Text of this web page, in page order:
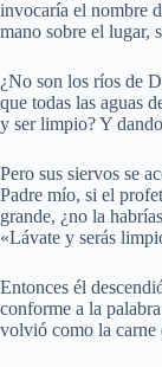
invocaría el nombre
mano sobre el lugar,
¿No son los ríos de
que todas las aguas
y ser limpio? Y
Pero sus siervos se
Padre mío, si el
grande, ¿no la
«Lávate y serás
Entonces él
conforme a la
volvió como la carne